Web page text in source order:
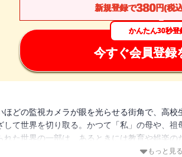
新規登録で380円(税
かんたん30秒登
今すぐ会員登録
ほどの監視カメラが眼を光らせる街角で、高
して世界を切り取る。かつて「私」の母や、
れた世界の一部は、あるときには教育や娯楽
れた――映画と映像にまつわる壮大な偽史と、
もっと見る